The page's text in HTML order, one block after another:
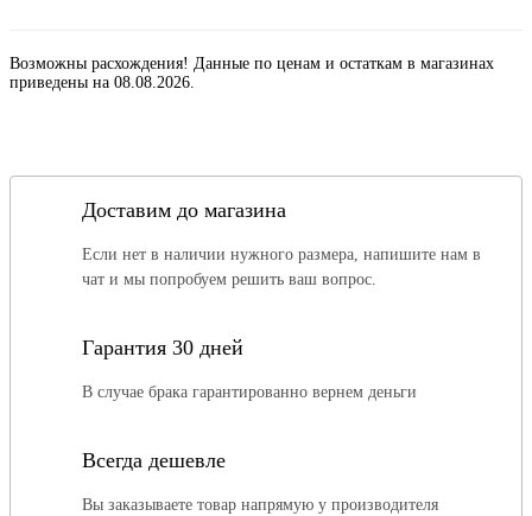
Возможны расхождения! Данные по ценам и остаткам в магазинах
приведены на 08.08.2026.
Доставим до магазина
Если нет в наличии нужного размера, напишите нам в
чат и мы попробуем решить ваш вопрос.
Гарантия 30 дней
В случае брака гарантированно вернем деньги
Всегда дешевле
Вы заказываете товар напрямую у производителя